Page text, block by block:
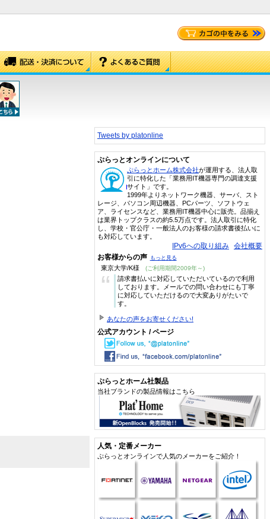
Tweets by platonline
ぷらっとオンラインについて
ぷらっとホーム株式会社が運用する、法人取
引に特化した「業務用IT機器専門の調達支援
サイト」です。
1999年よりネットワーク機器、サーバ、スト
レージ、パソコン周辺機器、PCパーツ、ソフトウェ
ア、ライセンスなど、業務用IT機器中心に販売。品揃え
は業界トップクラスの約5.5万点です。法人取引に特化
し、学校・官公庁・一般法人のお客様の請求書後払いに
も対応しています。
IPv6への取り組み 会社概要
お客様からの声 もっと見る
東京大学/K様 (ご利用期間2009年～)
“
請求書払いに対応していただいているので利用
しております。メールでの問い合わせにも丁寧
に対応していただけるので大変ありがたいで
す。
あなたの声をお寄せください!
公式アカウント / ページ
ぷらっとホーム社製品
当社ブランドの製品情報はこちら
人気・定番メーカー
ぷらっとオンラインで人気のメーカーをご紹介！